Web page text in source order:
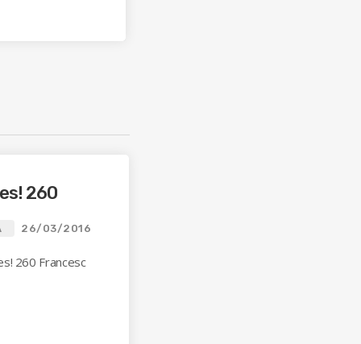
260
26/03/2016
260 Francesc